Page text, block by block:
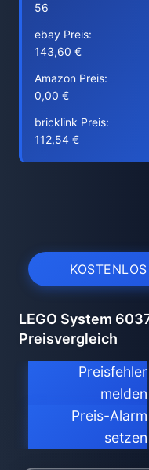
56
ebay Preis:
143,60 €
Amazon Preis:
0,00 €
bricklink Preis:
112,54 €
LEGO System
Preisvergleich
Preisfehler
melden
Preis-Alarm
setzen